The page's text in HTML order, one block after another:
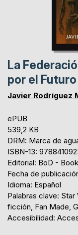
La
por el Futuro
Javier Rodríguez
ePUB
539,2 KB
DRM: Marca de
ISBN-13:
Editorial: BoD -
Fecha de
Idioma: Español
Palabras clave:
ficción, Fan Made,
Accesibilidad: